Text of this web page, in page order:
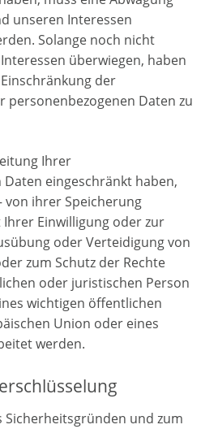
unseren Interessen
Solange noch nicht
überwiegen, haben
der
personenbezogenen Daten zu
Ihrer
eingeschränkt haben,
von ihrer Speicherung
Einwilligung oder zur
oder Verteidigung von
zum Schutz der Rechte
oder juristischen Person
wichtigen öffentlichen
Union oder eines
werden.
Sicherheitsgründen und zum